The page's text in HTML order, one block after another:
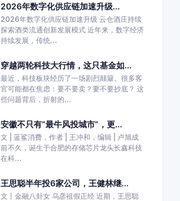
2026年数字化供应链加速升级...
2026年数字化供应链加速升级 云仓酒庄持续
探索酒类流通创新发展模式 近年来，数字经济
持续发展，传统...
穿越两轮科技大行情，这只基金如...
最近，科技板块经历了一场剧烈颠簸。很多客
官可能都在焦虑：要不要卖？要不要抄底？ 这
些问题背后，折射的...
安徽不只有“最牛风投城市”，更...
文 | 蓝鲨消费，作者 | 王冲和，编辑 | 卢旭成
前不久，诞生于合肥的存储芯片龙头长鑫科技
在科...
王思聪半年投6家公司，王健林继...
文丨金融八卦女 乌彦祖假正经 近期，王思聪